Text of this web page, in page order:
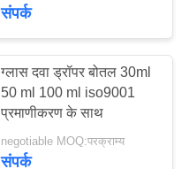
संपर्क
ग्लास दवा ड्रॉपर बोतल 30ml
50 ml 100 ml iso9001
प्रमाणीकरण के साथ
negotiable MOQ:परक्राम्य
संपर्क